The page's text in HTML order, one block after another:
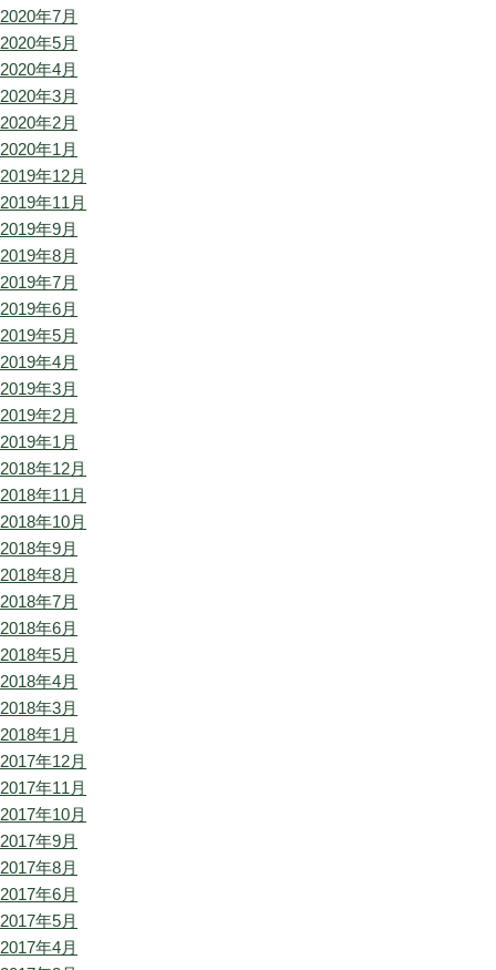
2020年7月
2020年5月
2020年4月
2020年3月
2020年2月
2020年1月
2019年12月
2019年11月
2019年9月
2019年8月
2019年7月
2019年6月
2019年5月
2019年4月
2019年3月
2019年2月
2019年1月
2018年12月
2018年11月
2018年10月
2018年9月
2018年8月
2018年7月
2018年6月
2018年5月
2018年4月
2018年3月
2018年1月
2017年12月
2017年11月
2017年10月
2017年9月
2017年8月
2017年6月
2017年5月
2017年4月